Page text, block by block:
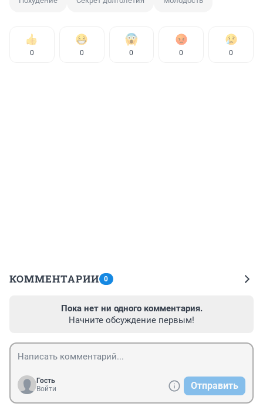
0 0 0 0 0
КОММЕНТАРИИ 0
Пока нет ни одного комментария.
Начните обсуждение первым!
Гость
Войти
Отправить